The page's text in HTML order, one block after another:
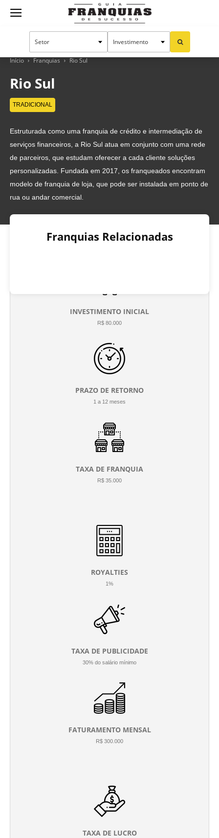
Guia
Franquias
Sucesso
Início Franquias Rio Sul
Rio Sul
TRADICIONAL
Estruturada como uma franquia de crédito e intermediação de
serviços financeiros, a Rio Sul atua em conjunto com uma rede
de parceiros, que estudam oferecer a cada cliente soluções
personalizadas. Fundada em 2017, os franqueados encontram
modelo de franquia de loja, que pode ser instalada em ponto de
rua ou andar comercial.
Franquias Relacionadas
INVESTIMENTO INICIAL
R$ 80.000
PRAZO DE RETORNO
1 a 12 meses
TAXA DE FRANQUIA
R$ 35.000
ROYALTIES
1%
TAXA DE PUBLICIDADE
30% do salário mínimo
FATURAMENTO MENSAL
R$ 300.000
TAXA DE LUCRO